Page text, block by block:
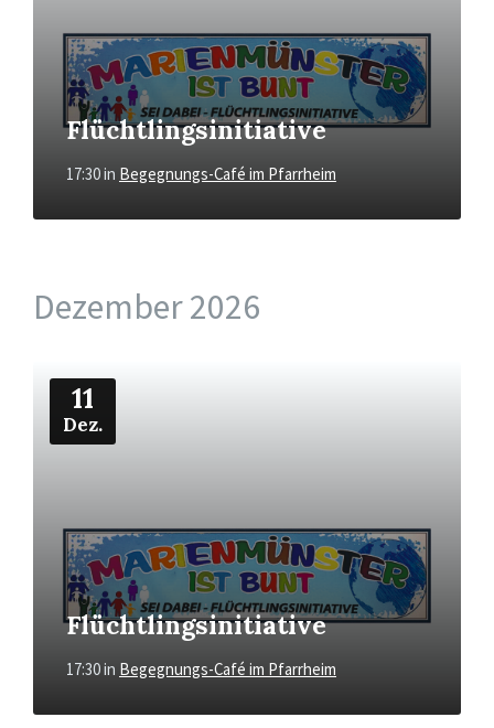
Flüchtlingsinitiative
17:30in Begegnungs-Café im Pfarrheim
Dezember 2026
11
Dez.
Flüchtlingsinitiative
17:30in Begegnungs-Café im Pfarrheim